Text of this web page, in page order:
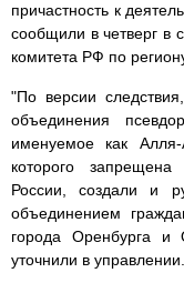
причастность к
сообщили в четверг в
комитета РФ по
"По версии следствия,
объединения
именуемое как Алля-
которого
России, создали и
объединением
города Оренбурга и
уточнили в управлении.